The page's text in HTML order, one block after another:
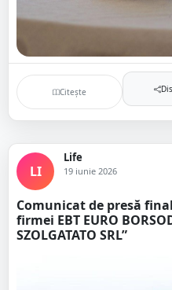
Citește
LI
Life
19 iunie 2026
Comunicat de presă
firmei EBT EURO
SZOLGATATO SRL”